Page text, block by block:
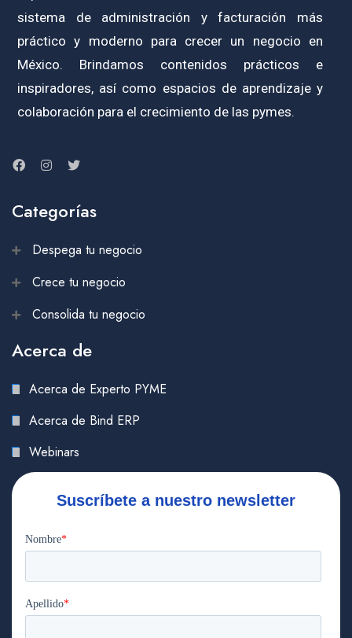
sistema de administración y facturación más
práctico y moderno para crecer un negocio en
México. Brindamos contenidos prácticos e
inspiradores, así como espacios de aprendizaje y
colaboración para el crecimiento de las pymes.
Categorías
Despega tu negocio
Crece tu negocio
Consolida tu negocio
Acerca de
Acerca de Experto PYME
Acerca de Bind ERP
Webinars
Suscríbete a nuestro newsletter